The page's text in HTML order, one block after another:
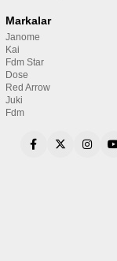
Markalar
Janome
Kai
Fdm Star
Dose
Red Arrow
Juki
Fdm